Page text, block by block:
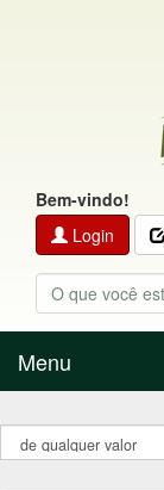
Bem-vindo!
Login
Menu